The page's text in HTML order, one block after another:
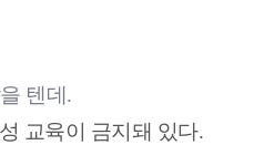
텐데.
교육이 금지돼 있다.